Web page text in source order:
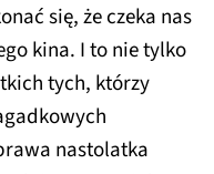
się, że czeka nas
kina. I to nie tylko
tych, którzy
nastolatka